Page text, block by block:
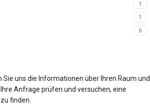
1
1
6
Sie uns die Informationen über Ihren Raum und
Anfrage prüfen und versuchen, eine
finden.